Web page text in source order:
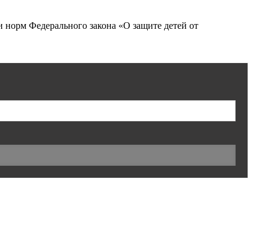
Федерального закона «О защите детей от